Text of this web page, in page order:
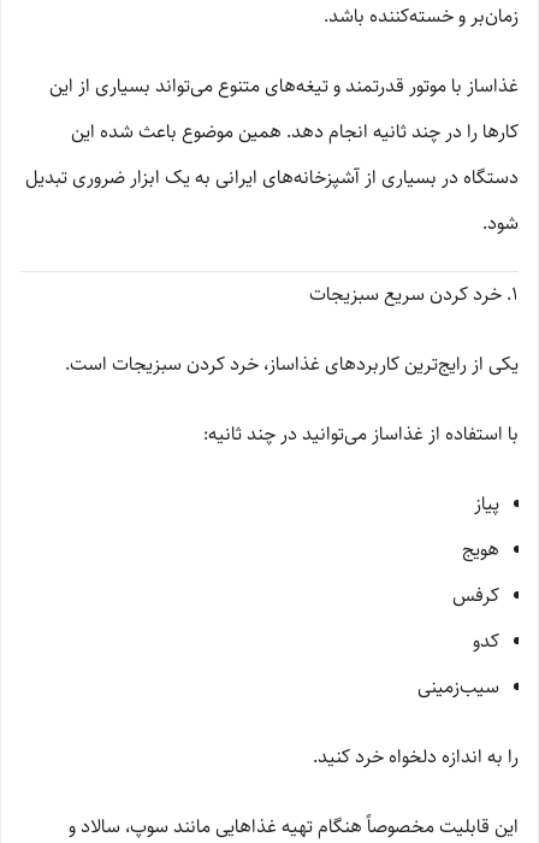
زمان‌بر و خسته‌کننده باشد.
غذاساز با موتور قدرتمند و تیغه‌های متنوع می‌تواند بسیاری از این
کارها را در چند ثانیه انجام دهد. همین موضوع باعث شده این
دستگاه در بسیاری از آشپزخانه‌های ایرانی به یک ابزار ضروری تبدیل
شود.
۱. خرد کردن سریع سبزیجات
یکی از رایج‌ترین کاربردهای غذاساز، خرد کردن سبزیجات است.
با استفاده از غذاساز می‌توانید در چند ثانیه:
پیاز
هویج
کرفس
کدو
سیب‌زمینی
را به اندازه دلخواه خرد کنید.
این قابلیت مخصوصاً هنگام تهیه غذاهایی مانند سوپ، سالاد و